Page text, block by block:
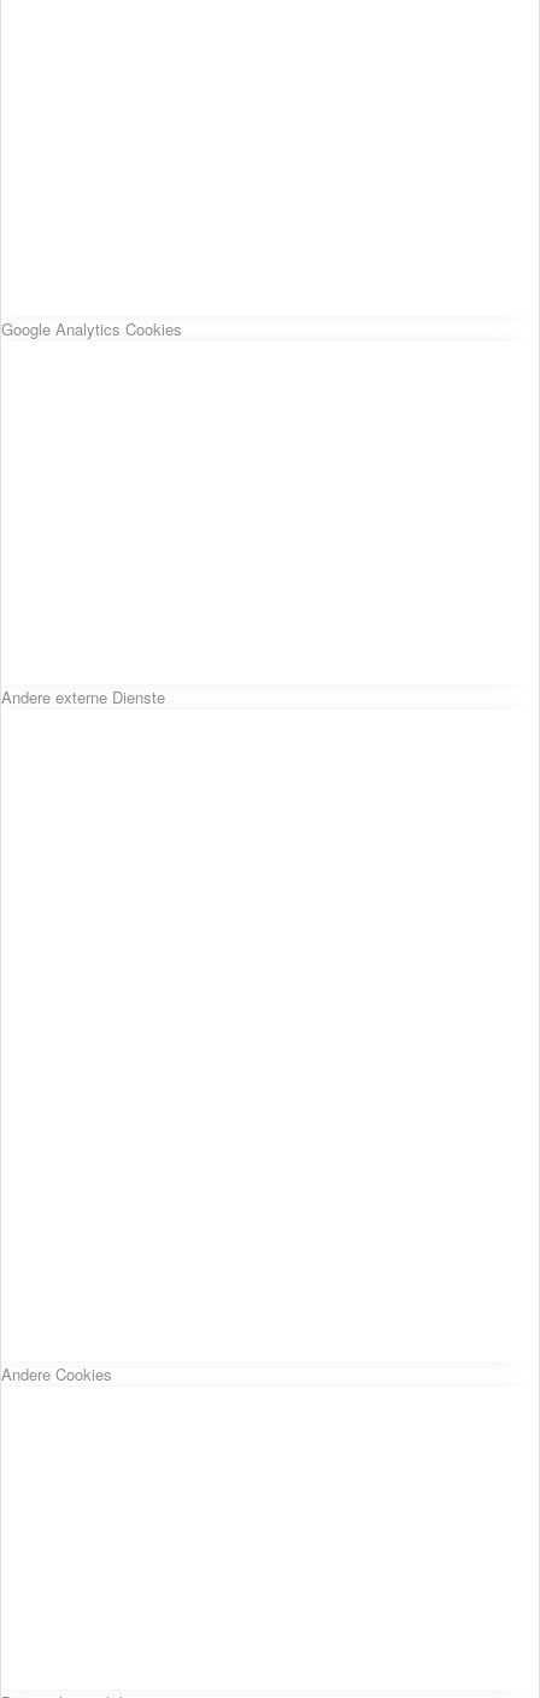
Google Analytics Cookies
Andere externe Dienste
Andere Cookies